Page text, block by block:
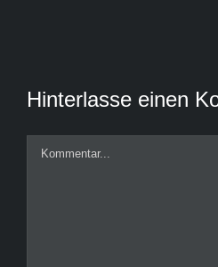
Hinterlasse einen
Kommentar